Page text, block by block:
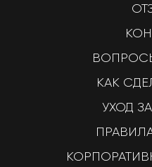
КАК
УХОД